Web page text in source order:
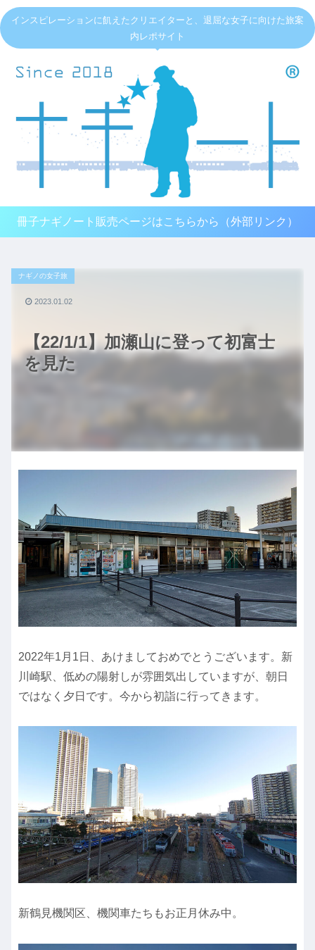
インスピレーションに飢えたクリエイターと、退屈な女子に向けた旅案
内レポサイト
冊子ナギノート販売ページはこちらから（外部リンク）
【22/1/1】加瀬山に登って初富士
を見た
ナギノの女子旅
2023.01.02
2022年1月1日、あけましておめでとうございます。新
川崎駅、低めの陽射しが雰囲気出していますが、朝日
ではなく夕日です。今から初詣に行ってきます。
新鶴見機関区、機関車たちもお正月休み中。